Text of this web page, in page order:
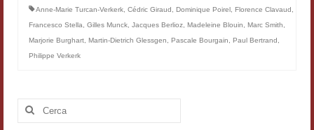
Corpus Rhythmorum Musicum
Lo studium aretino del ‘200
Rammses
Anne-Marie Turcan-Verkerk Cédric Giraud Dominique Poirel Florence Clavaud
Francesco Stella
Gilles Munck Jacques Berlioz Madeleine Blouin Marc Smith
Marjorie Burghart Martin-Dietrich Glessgen Pascale Bourgain Paul Bertrand
Philippe Verkerk
Cerca: